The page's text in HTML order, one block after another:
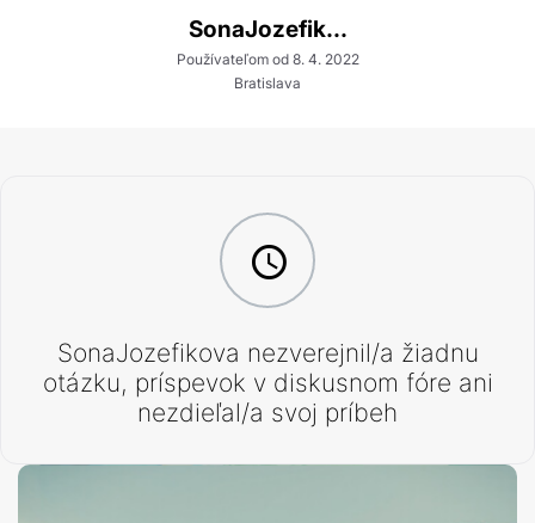
SonaJozefik...
Používateľom od 8. 4. 2022
Bratislava
SonaJozefikova nezverejnil/a žiadnu
otázku, príspevok v diskusnom fóre ani
nezdieľal/a svoj príbeh